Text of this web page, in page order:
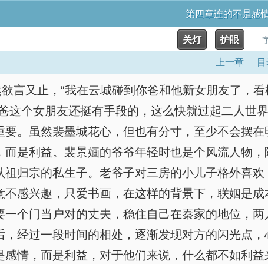
第四章连的不是感
关灯 护眼 字
上一章
欲言又止，“我在云城碰到你爸和他新女朋友了，
这个女朋友还挺有手段的，这么快就过起二人
要。虽然裴墨城花心，但也有分寸，至少不会摆
而是利益。裴景婳的爷爷年轻时也是个风流人物
祖归宗的私生子。老爷子对三房的小儿子格外喜
不感兴趣，只爱书画，在这样的背景下，联姻是
一个门当户对的丈夫，稳住自己在秦家的地位，
，经过一段时间的相处，逐渐发现对方的闪光点
情，而是利益，对于他们来说，什么都不如利